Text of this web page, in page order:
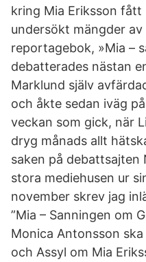
kring Mia Eriksson
undersökt mängder
reportagebok, »Mia –
debatterades nästan
Marklund själv
och åkte sedan iväg
veckan som gick, när
dryg månads allt
saken på debattsajten
stora mediehusen ur
november skrev jag
”Mia – Sanningen om
Monica Antonsson
och Assyl om Mia